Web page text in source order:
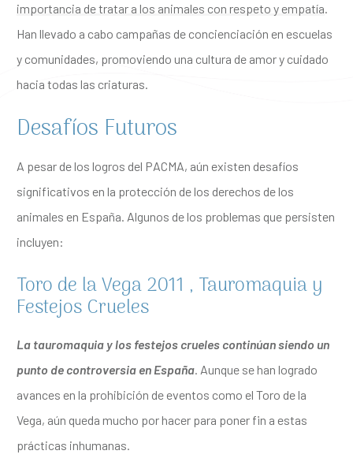
importancia de tratar a los animales con respeto y empatía.
Han llevado a cabo campañas de concienciación en escuelas
y comunidades, promoviendo una cultura de amor y cuidado
hacia todas las criaturas.
Desafíos Futuros
A pesar de los logros del PACMA, aún existen desafíos
significativos en la protección de los derechos de los
animales en España. Algunos de los problemas que persisten
incluyen:
Toro de la Vega 2011 , Tauromaquia y
Festejos Crueles
La tauromaquia y los festejos crueles continúan siendo un
punto de controversia en España. Aunque se han logrado
avances en la prohibición de eventos como el Toro de la
Vega, aún queda mucho por hacer para poner fin a estas
prácticas inhumanas.